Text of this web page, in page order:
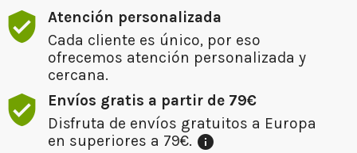
Atención personalizada
Cada cliente es único, por eso
ofrecemos atención personalizada y
cercana.
Envíos gratis a partir de 79€
Disfruta de envíos gratuitos a Europa
en superiores a 79€. info